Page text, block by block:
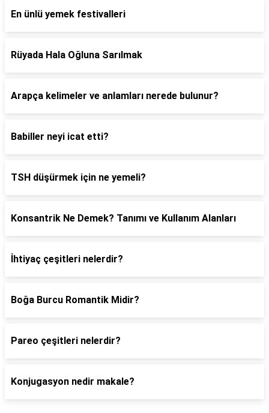
En ünlü yemek festivalleri
Rüyada Hala Oğluna Sarılmak
Arapça kelimeler ve anlamları nerede bulunur?
Babiller neyi icat etti?
TSH düşürmek için ne yemeli?
Konsantrik Ne Demek? Tanımı ve Kullanım Alanları
İhtiyaç çeşitleri nelerdir?
Boğa Burcu Romantik Midir?
Pareo çeşitleri nelerdir?
Konjugasyon nedir makale?